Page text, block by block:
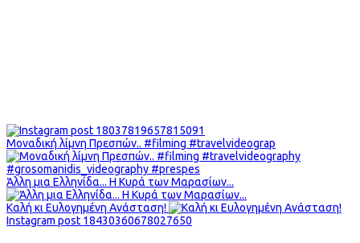
Μοναδική λίμνη Πρεσπών.. #filming #travelvideograp
Άλλη μια Ελληνίδα... Η Κυρά των Μαρασίων...
Καλή κι Ευλογημένη Ανάσταση!
Instagram post 18430360678027650